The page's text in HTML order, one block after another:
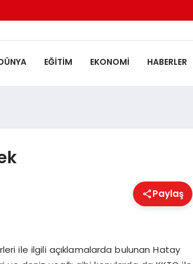
EĞITIM EKONOMI HABERLER
Paylaş
ile ilgili açıklamalarda bulunan Hatay